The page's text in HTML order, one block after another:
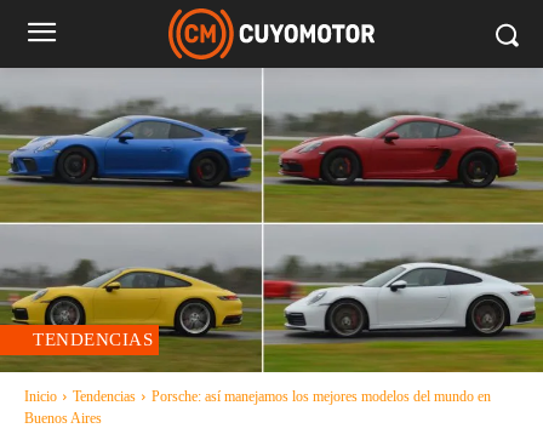
TENDENCIAS
Inicio Tendencias
Porsche: así manejamos los mejores modelos del mundo en
Buenos Aires